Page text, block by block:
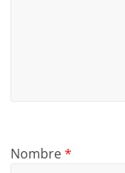
Nombre*